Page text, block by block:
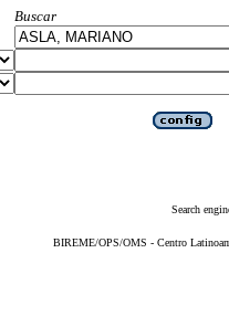
Buscar
Search
BIREME/OPS/OMS - Centro